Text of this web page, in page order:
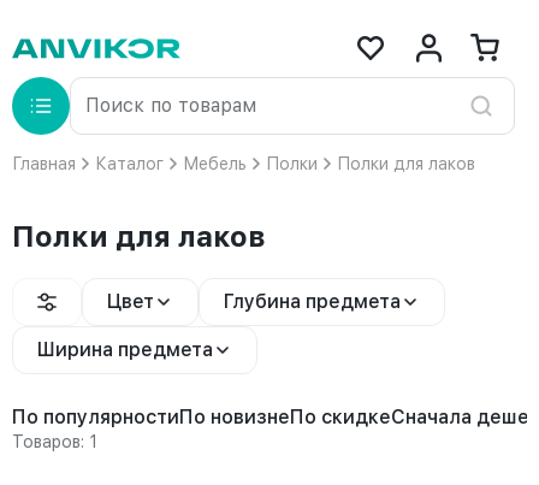
Главная Каталог Мебель Полки Полки для лаков
Полки для лаков
Цвет Глубина предмета
Ширина предмета
По популярностиПо новизнеПо скидкеСначала
Товаров: 1